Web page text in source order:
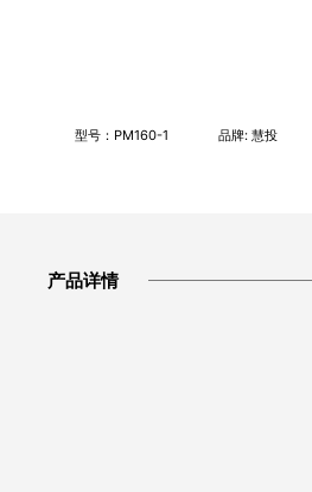
型号：PM160-1 品牌: 慧投
产品详情